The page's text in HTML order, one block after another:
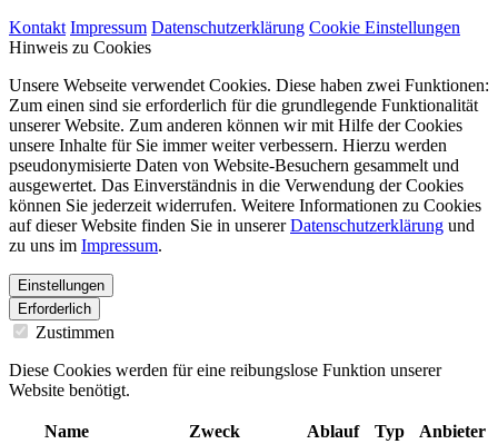
Kontakt Impressum Datenschutzerklärung Cookie Einstellungen
Hinweis zu Cookies
Unsere Webseite verwendet Cookies. Diese haben zwei Funktionen:
Zum einen sind sie erforderlich für die grundlegende Funktionalität
unserer Website. Zum anderen können wir mit Hilfe der Cookies
unsere Inhalte für Sie immer weiter verbessern. Hierzu werden
pseudonymisierte Daten von Website-Besuchern gesammelt und
ausgewertet. Das Einverständnis in die Verwendung der Cookies
können Sie jederzeit widerrufen. Weitere Informationen zu Cookies
auf dieser Website finden Sie in unsererDatenschutzerklärung und
zu uns im Impressum.
Einstellungen
Erforderlich
Zustimmen
Diese Cookies werden für eine reibungslose Funktion unserer
Website benötigt.
Name Zweck Ablauf Typ Anbieter